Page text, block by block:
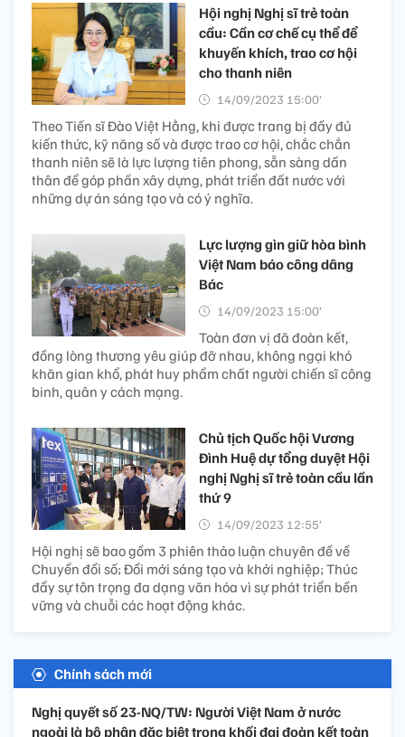
Hội nghị Nghị sĩ trẻ toàn
cầu: Cần cơ chế cụ thể để
khuyến khích, trao cơ hội
cho thanh niên
14/09/2023 15:00’
Theo Tiến sĩ Đào Việt Hằng, khi được trang bị đầy đủ
kiến thức, kỹ năng số và được trao cơ hội, chắc chắn
thanh niên sẽ là lực lượng tiên phong, sẵn sàng dấn
thân để góp phần xây dựng, phát triển đất nước với
những dự án sáng tạo và có ý nghĩa.
Lực lượng gìn giữ hòa bình
Việt Nam báo công dâng
Bác
14/09/2023 15:00’
Toàn đơn vị đã đoàn kết,
đồng lòng thương yêu giúp đỡ nhau, không ngại khó
khăn gian khổ, phát huy phẩm chất người chiến sĩ công
binh, quân y cách mạng.
Chủ tịch Quốc hội Vương
Đình Huệ dự tổng duyệt Hội
nghị Nghị sĩ trẻ toàn cầu lần
thứ 9
14/09/2023 12:55’
Hội nghị sẽ bao gồm 3 phiên thảo luận chuyên đề về
Chuyển đổi số; Đổi mới sáng tạo và khởi nghiệp; Thúc
đẩy sự tôn trọng đa dạng văn hóa vì sự phát triển bền
vững và chuỗi các hoạt động khác.
Chính sách mới
Nghị quyết số 23-NQ/TW: Người Việt Nam ở nước
ngoài là bộ phận đặc biệt trong khối đại đoàn kết toàn